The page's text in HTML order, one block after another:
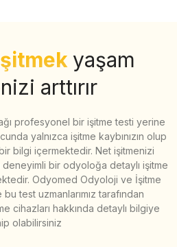
yaşam
arttırır
profesyonel bir işitme testi yerine
yalnızca işitme kaybınızın olup
bilgi içermektedir. Net işitmenizi
bir odyoloğa detaylı işitme
Odyomed Odyoloji ve İşitme
test uzmanlarımız tarafından
cihazları hakkında detaylı bilgiye
olabilirsiniz